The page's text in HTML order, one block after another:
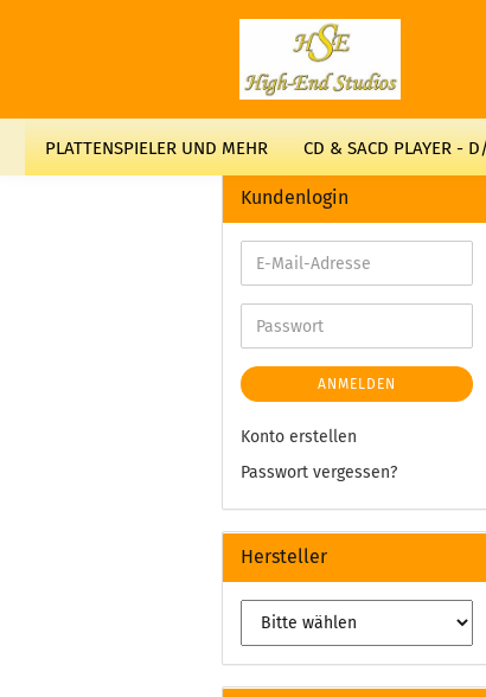
PLATTENSPIELER UND MEHR CD & SACD PLAYER -
Kundenlogin
ANMELDEN
Konto erstellen
Passwort vergessen?
Hersteller